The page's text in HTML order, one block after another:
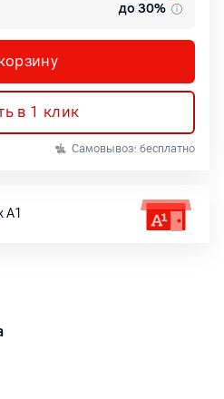
до 30%
в 1 клик
Самовывоз: бесплатно
А1